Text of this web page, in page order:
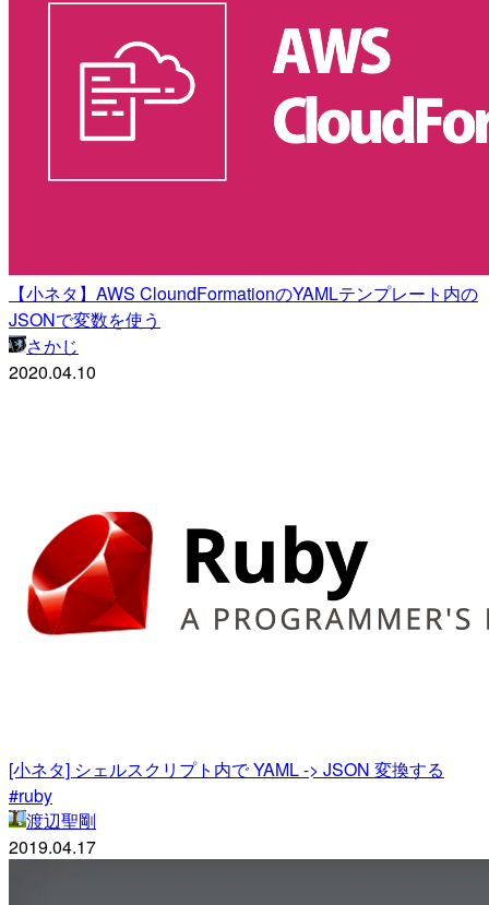
【小ネタ】AWS CloundFormationのYAMLテンプレート内の
JSONで変数を使う
さかじ
2020.04.10
[小ネタ] シェルスクリプト内で YAML -> JSON 変換する
#ruby
渡辺聖剛
2019.04.17